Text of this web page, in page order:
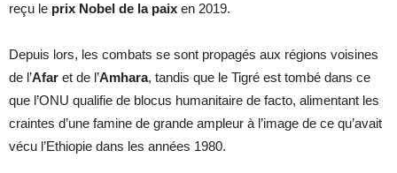
reçu le prix Nobel de la paix en 2019.
Depuis lors, les combats se sont propagés aux régions voisines
de l’Afar et de l’Amhara, tandis que le Tigré est tombé dans ce
que l’ONU qualifie de blocus humanitaire de facto, alimentant les
craintes d’une famine de grande ampleur à l’image de ce qu’avait
vécu l’Ethiopie dans les années 1980.